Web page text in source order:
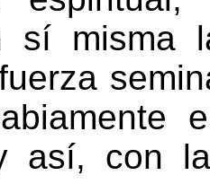
sí misma
así, con